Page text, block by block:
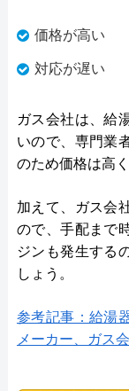
価格が高い
対応が遅い
ガス会社は、給
いので、専門業
のため価格は高
加えて、ガス会
ので、手配まで
ジンも発生する
しょう。
参考記事：給湯
メーカー、ガス